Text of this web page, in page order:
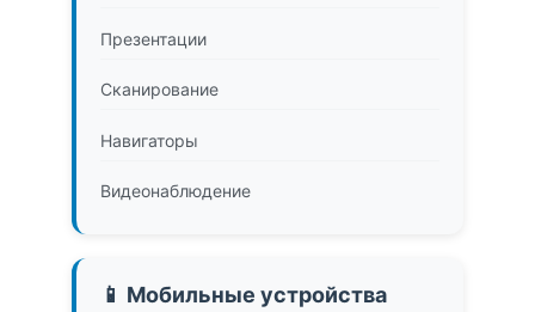
Презентации
Сканирование
Навигаторы
Видеонаблюдение
📱 Мобильные устройства